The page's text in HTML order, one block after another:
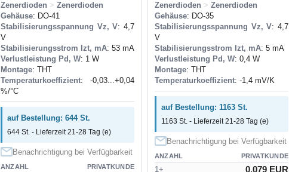
Zenerdioden > Zenerdioden
Gehäuse: DO-41
Stabilisierungsspannung Vz, V: 4,7
V
Stabilisierungsstrom Izt, mA: 53 mA
Verlustleistung Pd, W: 1 W
Montage: THT
Temperaturkoeffizient: -0,03...+0,04
%/°C
auf Bestellung: 644 St.
644 St. - Lieferzeit 21-28 Tag (e)
Benachrichtigung bei Verfügbarkeit
ANZAHL PRIVATKUNDE
Zenerdioden > Zenerdioden
Gehäuse: DO-35
Stabilisierungsspannung Vz, V: 4,7
V
Stabilisierungsstrom Izt, mA: 5 mA
Verlustleistung Pd, W: 0,4 W
Montage: THT
Temperaturkoeffizient: -1,4 mV/K
auf Bestellung: 1163 St.
1163 St. - Lieferzeit 21-28 Tag (e)
Benachrichtigung bei Verfügbarkeit
ANZAHL PRIVATKUNDE
1+ 0.079 EUR